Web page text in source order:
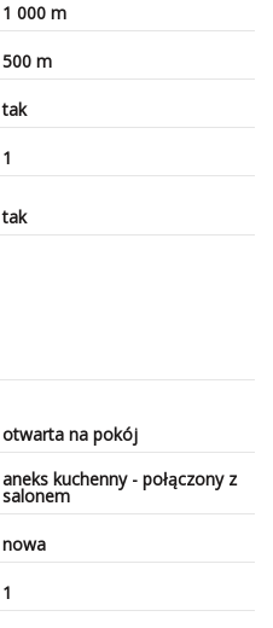
1 000 m
500 m
tak
1
tak
otwarta na pokój
aneks kuchenny - połączony z
salonem
nowa
1